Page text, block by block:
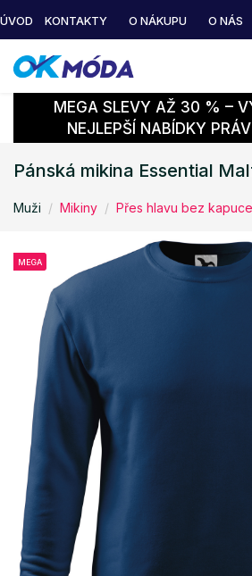
ÚVOD KONTAKTY O NÁKUPU O NÁS
MEGA SLEVY AŽ 30 % –
NEJLEPŠÍ NABÍDKY
Pánská mikina Essential
Muži Mikiny Přes hlavu bez kapuce
MEGA